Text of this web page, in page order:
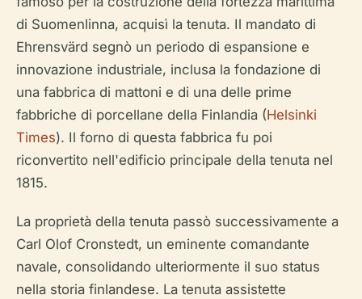
di Suomenlinna, acquisì la tenuta. Il mandato di
Ehrensvärd segnò un periodo di espansione e
innovazione industriale, inclusa la fondazione di
una fabbrica di mattoni e di una delle prime
fabbriche di porcellane della Finlandia (Helsinki
Times). Il forno di questa fabbrica fu poi
riconvertito nell'edificio principale della tenuta nel
1815.
La proprietà della tenuta passò successivamente a
Carl Olof Cronstedt, un eminente comandante
navale, consolidando ulteriormente il suo status
nella storia finlandese. La tenuta assistette